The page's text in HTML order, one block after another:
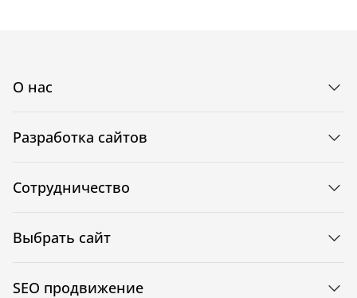
О нас
Разработка сайтов
Сотрудничество
Выбрать сайт
SEO продвижение